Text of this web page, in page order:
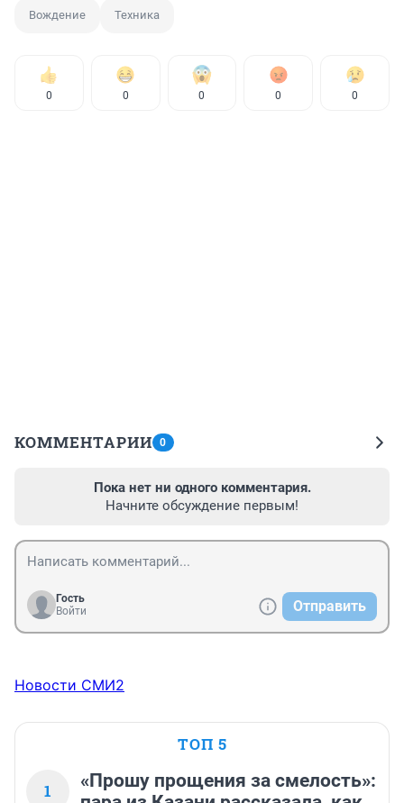
Вождение Техника
0 0 0 0 0
КОММЕНТАРИИ 0
Пока нет ни одного комментария.
Начните обсуждение первым!
Гость
Войти
Отправить
Новости СМИ2
ТОП 5
1
«Прошу прощения за смелость»: